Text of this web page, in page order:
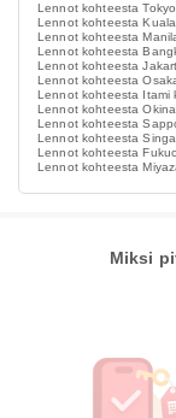
Lennot kohteesta
Lennot kohteesta
Lennot kohteesta
Lennot kohteesta
Lennot kohteesta
Lennot kohteesta
Lennot kohteesta Itami
Lennot kohteesta
Lennot kohteesta
Lennot kohteesta
Lennot kohteesta
Lennot kohteesta
Miksi